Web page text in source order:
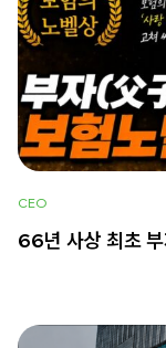
CEO
66년 사상 최초